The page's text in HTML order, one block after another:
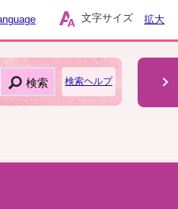
文字サイズ 拡大
検索 検索ヘルプ